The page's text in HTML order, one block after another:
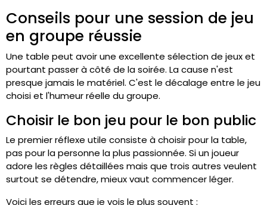
Conseils pour une session de jeu
en groupe réussie
Une table peut avoir une excellente sélection de jeux et
pourtant passer à côté de la soirée. La cause n'est
presque jamais le matériel. C'est le décalage entre le jeu
choisi et l'humeur réelle du groupe.
Choisir le bon jeu pour le bon public
Le premier réflexe utile consiste à choisir pour la table,
pas pour la personne la plus passionnée. Si un joueur
adore les règles détaillées mais que trois autres veulent
surtout se détendre, mieux vaut commencer léger.
Voici les erreurs que je vois le plus souvent :